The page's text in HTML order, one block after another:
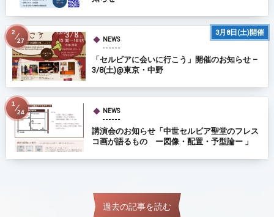
NEWS
「セルビアに会いに行こう」開催のお知らせ –
3/8(土)@東京・中野
2
27
3月8日(土)開催
NEWS
講演会のお知らせ「中世セルビア聖堂のフレス
コ画が語るもの ー図像・配置・予型論ー 」
1
24
過去の記事を読む